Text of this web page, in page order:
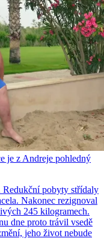
je z Andreje pohledný
Redukční pobyty střídaly
Nakonec rezignoval
245 kilogramech.
dne proto trávil vsedě
jeho život nebude